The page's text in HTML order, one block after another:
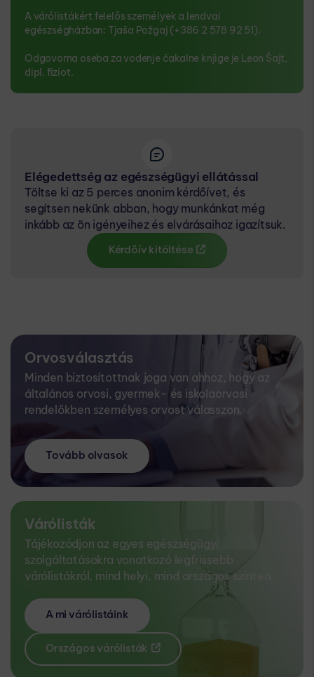
A várólistákért felelős személyek a lendvai
egészségházban: Tjaša Požgaj (+386 2 578 92 51).
Odgovorna oseba za vodenje čakalne knjige je Leon Šajt,
dipl. fiziot.
Elégedettség az egészségügyi ellátással
Töltse ki az 5 perces anonim kérdőívet, és
segítsen nekünk abban, hogy munkánkat még
inkább az ön igényeihez és elvárásaihoz igazítsuk.
Kérdőív kitöltése
Orvosválasztás
Minden biztosítottnak joga van ahhoz, hogy az
általános orvosi, gyermek- és iskolaorvosi
rendelőkben személyes orvost válasszon.
Tovább olvasok
Várólisták
Tájékozódjon az egyes egészségügyi
szolgáltatásokra vonatkozó legfrissebb
várólistákról, mind helyi, mind országos szinten.
A mi várólistáink
Országos várólisták